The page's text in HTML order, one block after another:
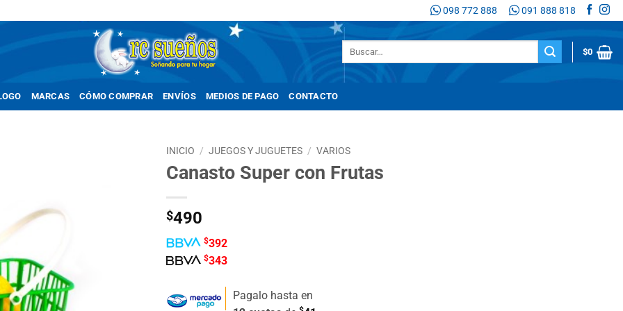
098 772 888 091 888 818
$0
MARCAS CÓMO COMPRAR ENVÍOS MEDIOS DE PAGO CONTACTO
INICIO / JUEGOS Y JUGUETES / VARIOS
Canasto Super con Frutas
$490
$392
$343
Pagalo hasta en